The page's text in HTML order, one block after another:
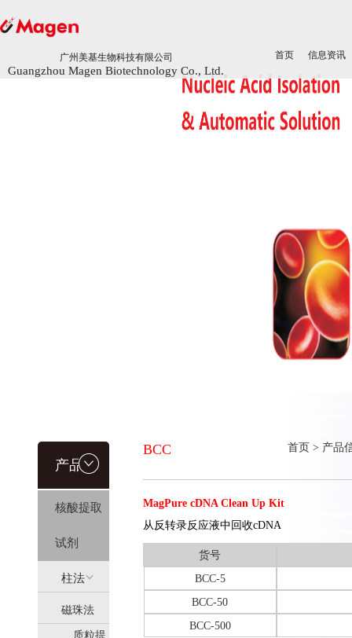
广州美基生物科技有限公司
Guangzhou Magen Biotechnology Co., Ltd.
首页 信息资讯
广州美基生物科技有限公司
Guangzhou Magen Biotechnology Co., Ltd.
首页 信息资讯
产品信
息
核酸提取
试剂
柱法
(HiPure)
磁珠法
质粒提
BCC 首页 > 产品
MagPure cDNA Clean Up Kit
从反转录反应液中回收cDNA
货号
BCC-5
BCC-50
BCC-500